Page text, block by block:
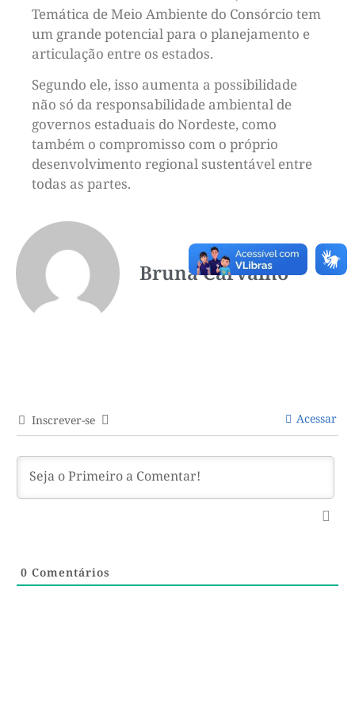
Temática de Meio Ambiente do Consórcio tem
um grande potencial para o planejamento e
articulação entre os estados.
Segundo ele, isso aumenta a possibilidade
não só da responsabilidade ambiental de
governos estaduais do Nordeste, como
também o compromisso com o próprio
desenvolvimento regional sustentável entre
todas as partes.
Bruna Carvalho
Inscrever-se Acessar
0 Comentários